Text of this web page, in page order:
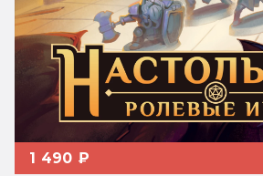
1 490 ₽